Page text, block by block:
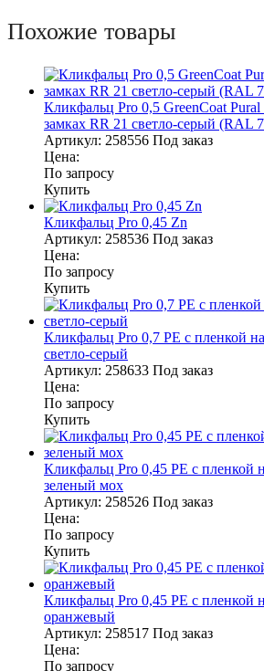
Похожие товары
Кликфальц Pro 0,5 GreenСoat Pural
замках RR 21 светло-серый (RAL
Артикул: 258556 Под заказ
Цена:
По запросу
Купить
Кликфальц Pro 0,45 Zn
Артикул: 258536 Под заказ
Цена:
По запросу
Купить
Кликфальц Pro 0,7 PE с пленкой
светло-серый
Артикул: 258633 Под заказ
Цена:
По запросу
Купить
Кликфальц Pro 0,45 PE с пленкой
зеленый мох
Артикул: 258526 Под заказ
Цена:
По запросу
Купить
Кликфальц Pro 0,45 PE с пленкой
оранжевый
Артикул: 258517 Под заказ
Цена:
По запросу